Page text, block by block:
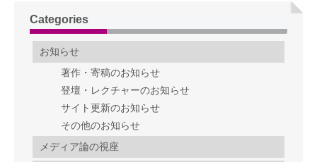
Categories
お知らせ
著作・寄稿のお知らせ
登壇・レクチャーのお知らせ
サイト更新のお知らせ
その他のお知らせ
メディア論の視座